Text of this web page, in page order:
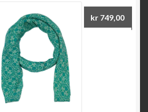
kr 749,00